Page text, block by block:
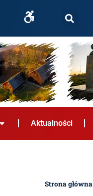
Aktualności
Strona główna